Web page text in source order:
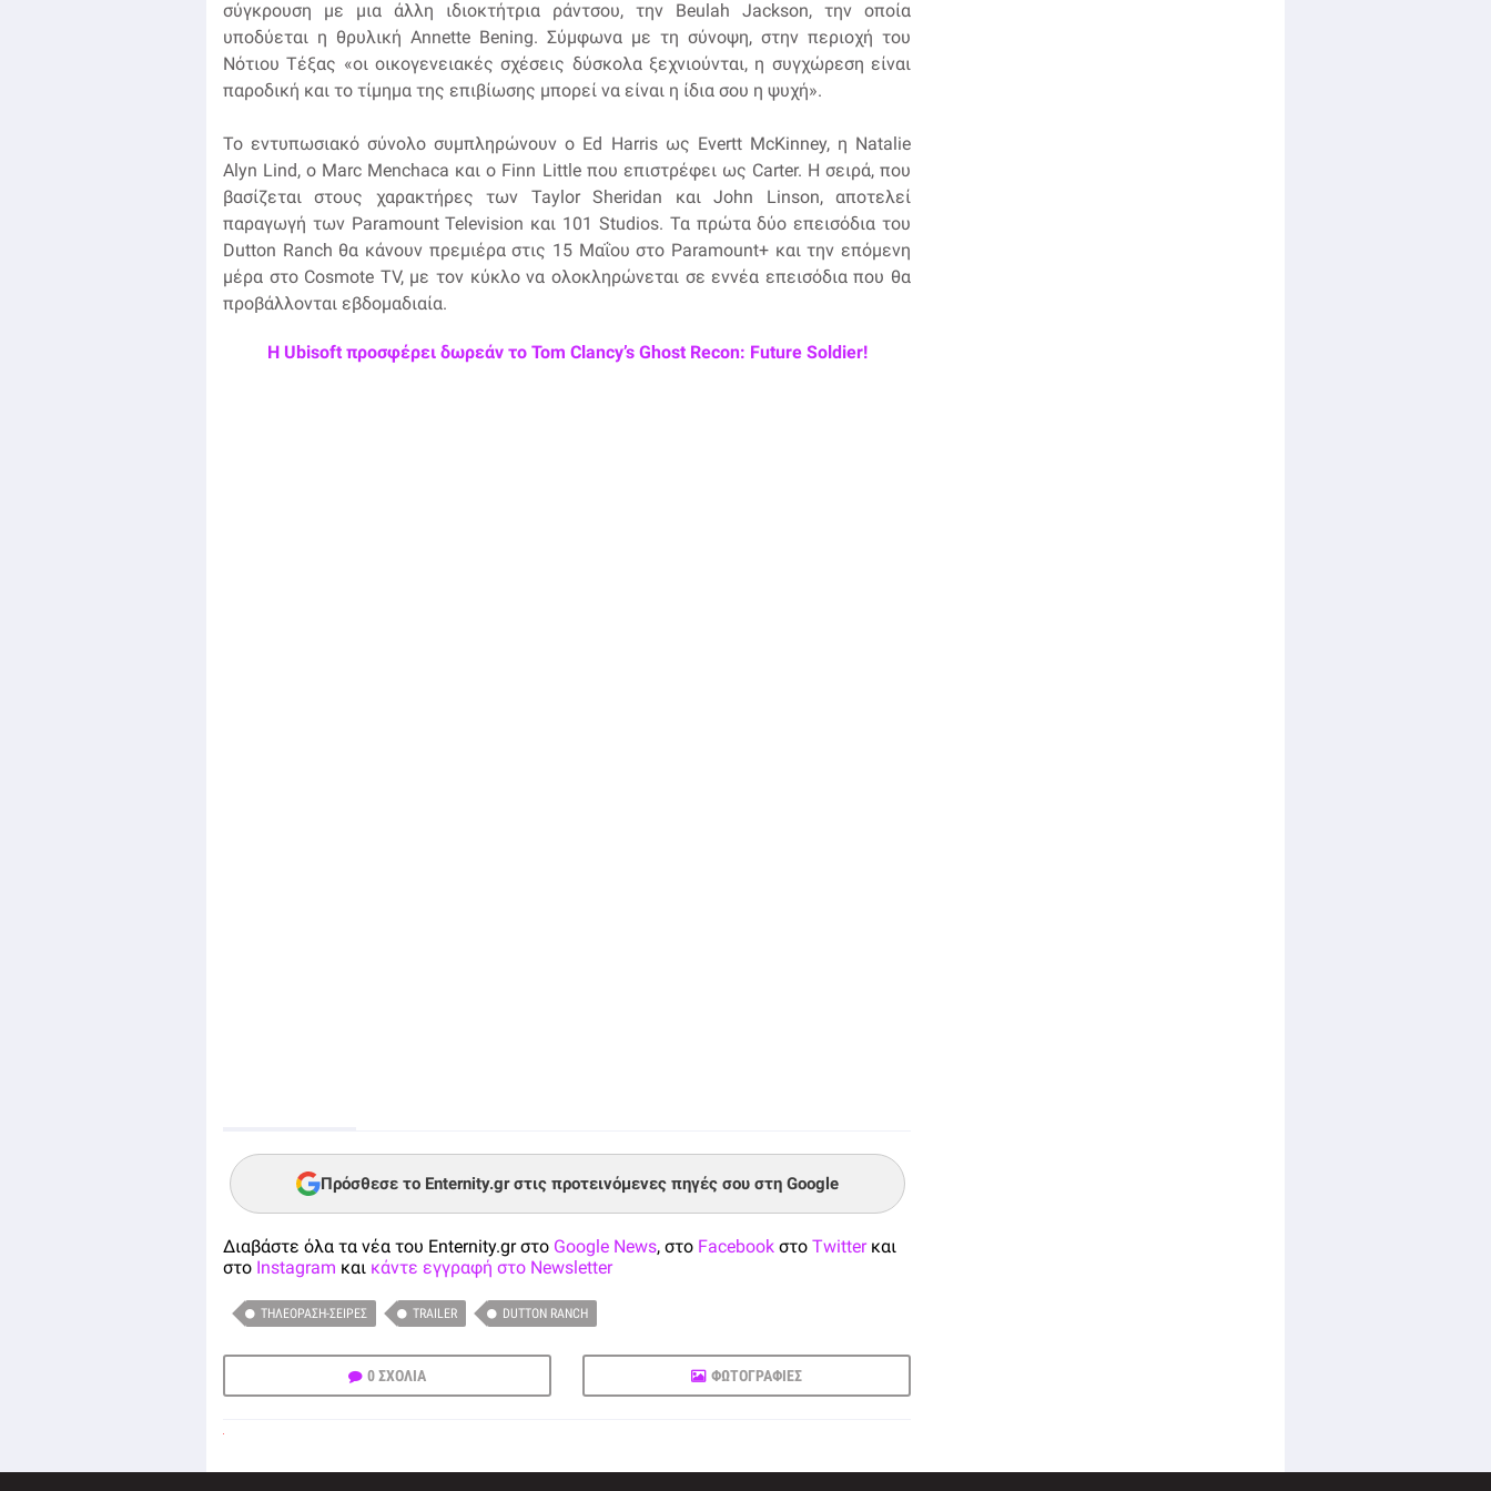
σύγκρουση με μια άλλη ιδιοκτήτρια ράντσου, την Beulah Jackson, την οποία
υποδύεται η θρυλική Annette Bening. Σύμφωνα με τη σύνοψη, στην περιοχή του
Νότιου Τέξας «οι οικογενειακές σχέσεις δύσκολα ξεχνιούνται, η συγχώρεση είναι
παροδική και το τίμημα της επιβίωσης μπορεί να είναι η ίδια σου η ψυχή».
Το εντυπωσιακό σύνολο συμπληρώνουν ο Ed Harris ως Evertt McKinney, η Natalie
Alyn Lind, ο Marc Menchaca και ο Finn Little που επιστρέφει ως Carter. Η σειρά, που
βασίζεται στους χαρακτήρες των Taylor Sheridan και John Linson, αποτελεί
παραγωγή των Paramount Television και 101 Studios. Τα πρώτα δύο επεισόδια του
Dutton Ranch θα κάνουν πρεμιέρα στις 15 Μαΐου στο Paramount+ και την επόμενη
μέρα στο Cosmote TV, με τον κύκλο να ολοκληρώνεται σε εννέα επεισόδια που θα
προβάλλονται εβδομαδιαία.
Η Ubisoft προσφέρει δωρεάν το Tom Clancy’s Ghost Recon: Future Soldier!
Πρόσθεσε το Enternity.gr στις προτεινόμενες πηγές σου στη Google
Διαβάστε όλα τα νέα του Enternity.gr στο Google News, στο Facebook στο Twitterκαι
στο Instagram και κάντε εγγραφή στο Newsletter
ΤΗΛΕΌΡΑΣΗ-ΣΕΙΡΈΣ TRAILER DUTTON RANCH
0 ΣΧΟΛΙΑ ΦΩΤΟΓΡΑΦΙΕΣ